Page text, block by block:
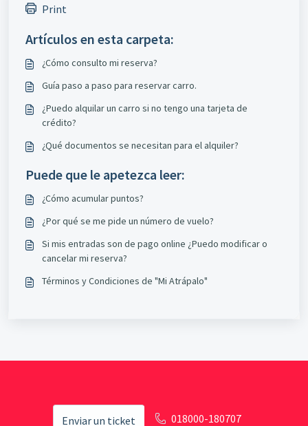
Print
Artículos en esta carpeta:
¿Cómo consulto mi reserva?
Guía paso a paso para reservar carro.
¿Puedo alquilar un carro si no tengo una tarjeta de
crédito?
¿Qué documentos se necesitan para el alquiler?
Puede que le apetezca leer:
¿Cómo acumular puntos?
¿Por qué se me pide un número de vuelo?
Si mis entradas son de pago online ¿Puedo modificar o
cancelar mi reserva?
Términos y Condiciones de "Mi Atrápalo"
Enviar un ticket 018000-180707